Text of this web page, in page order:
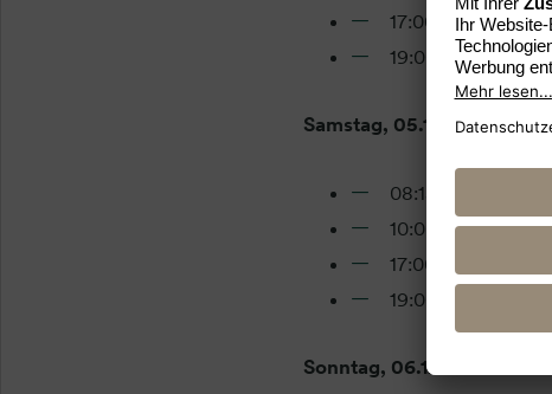
17:00 – 18:30 Uhr
19:00
Samstag, 05.12.2026
08:15 – 09:45 Uhr
10:00 Uhr
17:00 – 18:30 Uhr
19:00 Uhr
Sonntag, 06.12.2026